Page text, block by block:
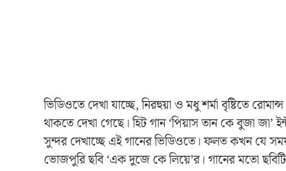
ভিডিওতে দেখা যাচ্ছে, নিরহুয়া ও মধু শর্মা বৃষ্টিতে
থাকতে দেখা গেছে। হিট গান ‘পিয়াস তান কে বুজা
সুন্দর দেখাচ্ছে এই গানের ভিডিওতে। ফলত কখন যে
ভোজপুরি ছবি ‘এক দুজে কে লিয়ে’র। গানের মতো